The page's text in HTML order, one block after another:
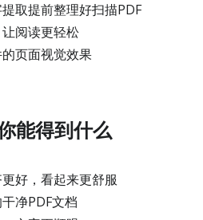
取提前整理好扫描PDF
阅读更轻松
页面视觉效果
能得到什么
好，看起来更舒服
净PDF文档